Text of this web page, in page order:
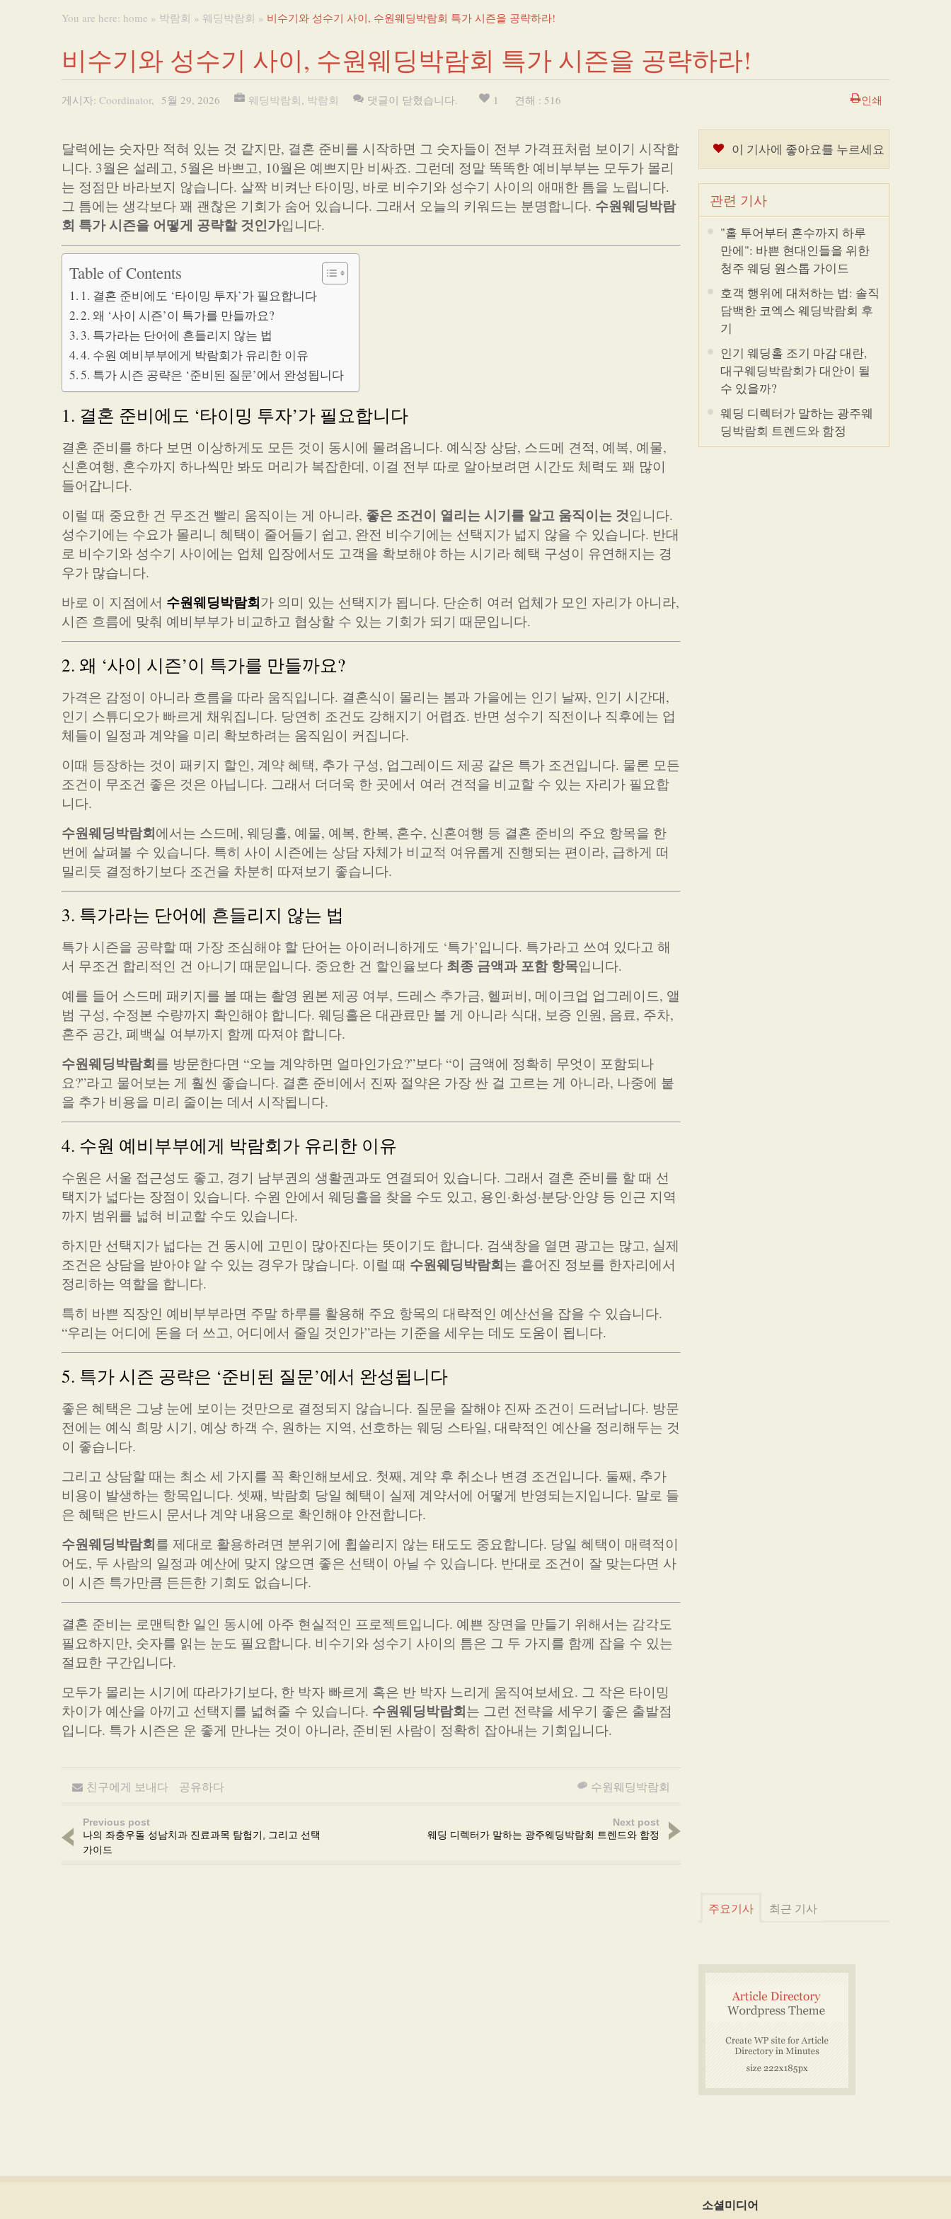
You are here: home » 박람회 » 웨딩박람회 » 비수기와 성수기 사이, 수원웨딩박람회 특가 시즌을 공략하라!
비수기와 성수기 사이, 수원웨딩박람회 특가 시즌을 공략하라!
게시자: Coordinator, 5월 29, 2026 웨딩박람회, 박람회 댓글이 닫혔습니다. 1 견해 : 516 인쇄
달력에는 숫자만 적혀 있는 것 같지만, 결혼 준비를 시작하면 그 숫자들이 전부 가격표처럼 보이기 시작합
니다. 3월은 설레고, 5월은 바쁘고, 10월은 예쁘지만 비싸죠. 그런데 정말 똑똑한 예비부부는 모두가 몰리
는 정점만 바라보지 않습니다. 살짝 비켜난 타이밍, 바로 비수기와 성수기 사이의 애매한 틈을 노립니다.
그 틈에는 생각보다 꽤 괜찮은 기회가 숨어 있습니다. 그래서 오늘의 키워드는 분명합니다. 수원웨딩박람
회 특가 시즌을 어떻게 공략할 것인가입니다.
Table of Contents
1. 결혼 준비에도 ‘타이밍 투자’가 필요합니다
2. 왜 ‘사이 시즌’이 특가를 만들까요?
3. 특가라는 단어에 흔들리지 않는 법
4. 수원 예비부부에게 박람회가 유리한 이유
5. 특가 시즌 공략은 ‘준비된 질문’에서 완성됩니다
1. 결혼 준비에도 ‘타이밍 투자’가 필요합니다
결혼 준비를 하다 보면 이상하게도 모든 것이 동시에 몰려옵니다. 예식장 상담, 스드메 견적, 예복, 예물,
신혼여행, 혼수까지 하나씩만 봐도 머리가 복잡한데, 이걸 전부 따로 알아보려면 시간도 체력도 꽤 많이
들어갑니다.
이럴 때 중요한 건 무조건 빨리 움직이는 게 아니라, 좋은 조건이 열리는 시기를 알고 움직이는 것입니다.
성수기에는 수요가 몰리니 혜택이 줄어들기 쉽고, 완전 비수기에는 선택지가 넓지 않을 수 있습니다. 반대
로 비수기와 성수기 사이에는 업체 입장에서도 고객을 확보해야 하는 시기라 혜택 구성이 유연해지는 경
우가 많습니다.
바로 이 지점에서 수원웨딩박람회가 의미 있는 선택지가 됩니다. 단순히 여러 업체가 모인 자리가 아니라,
시즌 흐름에 맞춰 예비부부가 비교하고 협상할 수 있는 기회가 되기 때문입니다.
2. 왜 ‘사이 시즌’이 특가를 만들까요?
가격은 감정이 아니라 흐름을 따라 움직입니다. 결혼식이 몰리는 봄과 가을에는 인기 날짜, 인기 시간대,
인기 스튜디오가 빠르게 채워집니다. 당연히 조건도 강해지기 어렵죠. 반면 성수기 직전이나 직후에는 업
체들이 일정과 계약을 미리 확보하려는 움직임이 커집니다.
이때 등장하는 것이 패키지 할인, 계약 혜택, 추가 구성, 업그레이드 제공 같은 특가 조건입니다. 물론 모든
조건이 무조건 좋은 것은 아닙니다. 그래서 더더욱 한 곳에서 여러 견적을 비교할 수 있는 자리가 필요합
니다.
수원웨딩박람회에서는 스드메, 웨딩홀, 예물, 예복, 한복, 혼수, 신혼여행 등 결혼 준비의 주요 항목을 한
번에 살펴볼 수 있습니다. 특히 사이 시즌에는 상담 자체가 비교적 여유롭게 진행되는 편이라, 급하게 떠
밀리듯 결정하기보다 조건을 차분히 따져보기 좋습니다.
3. 특가라는 단어에 흔들리지 않는 법
특가 시즌을 공략할 때 가장 조심해야 할 단어는 아이러니하게도 ‘특가’입니다. 특가라고 쓰여 있다고 해
서 무조건 합리적인 건 아니기 때문입니다. 중요한 건 할인율보다 최종 금액과 포함 항목입니다.
예를 들어 스드메 패키지를 볼 때는 촬영 원본 제공 여부, 드레스 추가금, 헬퍼비, 메이크업 업그레이드, 앨
범 구성, 수정본 수량까지 확인해야 합니다. 웨딩홀은 대관료만 볼 게 아니라 식대, 보증 인원, 음료, 주차,
혼주 공간, 폐백실 여부까지 함께 따져야 합니다.
수원웨딩박람회를 방문한다면 “오늘 계약하면 얼마인가요?”보다 “이 금액에 정확히 무엇이 포함되나
요?”라고 물어보는 게 훨씬 좋습니다. 결혼 준비에서 진짜 절약은 가장 싼 걸 고르는 게 아니라, 나중에 붙
을 추가 비용을 미리 줄이는 데서 시작됩니다.
4. 수원 예비부부에게 박람회가 유리한 이유
수원은 서울 접근성도 좋고, 경기 남부권의 생활권과도 연결되어 있습니다. 그래서 결혼 준비를 할 때 선
택지가 넓다는 장점이 있습니다. 수원 안에서 웨딩홀을 찾을 수도 있고, 용인·화성·분당·안양 등 인근 지역
까지 범위를 넓혀 비교할 수도 있습니다.
하지만 선택지가 넓다는 건 동시에 고민이 많아진다는 뜻이기도 합니다. 검색창을 열면 광고는 많고, 실제
조건은 상담을 받아야 알 수 있는 경우가 많습니다. 이럴 때 수원웨딩박람회는 흩어진 정보를 한자리에서
정리하는 역할을 합니다.
특히 바쁜 직장인 예비부부라면 주말 하루를 활용해 주요 항목의 대략적인 예산선을 잡을 수 있습니다.
“우리는 어디에 돈을 더 쓰고, 어디에서 줄일 것인가”라는 기준을 세우는 데도 도움이 됩니다.
5. 특가 시즌 공략은 ‘준비된 질문’에서 완성됩니다
좋은 혜택은 그냥 눈에 보이는 것만으로 결정되지 않습니다. 질문을 잘해야 진짜 조건이 드러납니다. 방문
전에는 예식 희망 시기, 예상 하객 수, 원하는 지역, 선호하는 웨딩 스타일, 대략적인 예산을 정리해두는 것
이 좋습니다.
그리고 상담할 때는 최소 세 가지를 꼭 확인해보세요. 첫째, 계약 후 취소나 변경 조건입니다. 둘째, 추가
비용이 발생하는 항목입니다. 셋째, 박람회 당일 혜택이 실제 계약서에 어떻게 반영되는지입니다. 말로 들
은 혜택은 반드시 문서나 계약 내용으로 확인해야 안전합니다.
수원웨딩박람회를 제대로 활용하려면 분위기에 휩쓸리지 않는 태도도 중요합니다. 당일 혜택이 매력적이
어도, 두 사람의 일정과 예산에 맞지 않으면 좋은 선택이 아닐 수 있습니다. 반대로 조건이 잘 맞는다면 사
이 시즌 특가만큼 든든한 기회도 없습니다.
결혼 준비는 로맨틱한 일인 동시에 아주 현실적인 프로젝트입니다. 예쁜 장면을 만들기 위해서는 감각도
필요하지만, 숫자를 읽는 눈도 필요합니다. 비수기와 성수기 사이의 틈은 그 두 가지를 함께 잡을 수 있는
절묘한 구간입니다.
모두가 몰리는 시기에 따라가기보다, 한 박자 빠르게 혹은 반 박자 느리게 움직여보세요. 그 작은 타이밍
차이가 예산을 아끼고 선택지를 넓혀줄 수 있습니다. 수원웨딩박람회는 그런 전략을 세우기 좋은 출발점
입니다. 특가 시즌은 운 좋게 만나는 것이 아니라, 준비된 사람이 정확히 잡아내는 기회입니다.
친구에게 보내다 공유하다 수원웨딩박람회
Previous post
나의 좌충우돌 성남치과 진료과목 탐험기, 그리고 선택
가이드
Next post
웨딩 디렉터가 말하는 광주웨딩박람회 트렌드와 함정
이 기사에 좋아요를 누르세요
관련 기사
"홀 투어부터 혼수까지 하루
만에": 바쁜 현대인들을 위한
청주 웨딩 원스톱 가이드
호객 행위에 대처하는 법: 솔직
담백한 코엑스 웨딩박람회 후
기
인기 웨딩홀 조기 마감 대란,
대구웨딩박람회가 대안이 될
수 있을까?
웨딩 디렉터가 말하는 광주웨
딩박람회 트렌드와 함정
주요기사 최근 기사
소셜미디어